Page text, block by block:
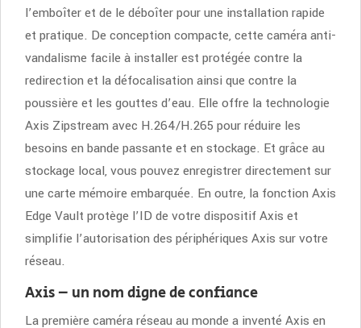
l’emboîter et de le déboîter pour une installation rapide
et pratique. De conception compacte, cette caméra anti-
vandalisme facile à installer est protégée contre la
redirection et la défocalisation ainsi que contre la
poussière et les gouttes d’eau. Elle offre la technologie
Axis Zipstream avec H.264/H.265 pour réduire les
besoins en bande passante et en stockage. Et grâce au
stockage local, vous pouvez enregistrer directement sur
une carte mémoire embarquée. En outre, la fonction Axis
Edge Vault protège l’ID de votre dispositif Axis et
simplifie l’autorisation des périphériques Axis sur votre
réseau.
Axis – un nom digne de confiance
La première caméra réseau au monde a inventé Axis en